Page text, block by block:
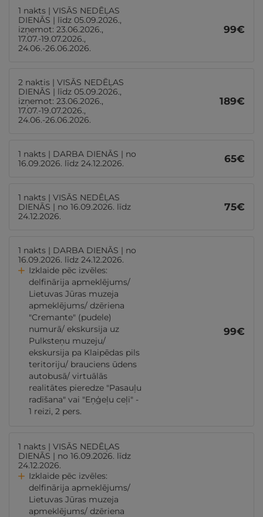
1 nakts | VISĀS NEDĒĻAS
DIENĀS | līdz 05.09.2026.,
izņemot: 23.06.2026.,
17.07.-19.07.2026.,
24.06.-26.06.2026.
99€
2 naktis | VISĀS NEDĒĻAS
DIENĀS | līdz 05.09.2026.,
izņemot: 23.06.2026.,
17.07.-19.07.2026.,
24.06.-26.06.2026.
189€
1 nakts | DARBA DIENĀS | no
16.09.2026. līdz 24.12.2026.
65€
1 nakts | VISĀS NEDĒĻAS
DIENĀS | no 16.09.2026. līdz
24.12.2026.
75€
1 nakts | DARBA DIENĀS | no
16.09.2026. līdz 24.12.2026.
Izklaide pēc izvēles:
delfinārija apmeklējums/
Lietuvas Jūras muzeja
apmeklējums/ dzēriena
"Cremante" (pudele)
numurā/ ekskursija uz
Pulksteņu muzeju/
ekskursija pa Klaipēdas pils
teritoriju/ brauciens ūdens
autobusā/ virtuālās
realitātes pieredze "Pasauļu
radīšana" vai "Eņģeļu ceļi" -
1 reizi, 2 pers.
99€
1 nakts | VISĀS NEDĒĻAS
DIENĀS | no 16.09.2026. līdz
24.12.2026.
Izklaide pēc izvēles:
delfinārija apmeklējums/
Lietuvas Jūras muzeja
apmeklējums/ dzēriena